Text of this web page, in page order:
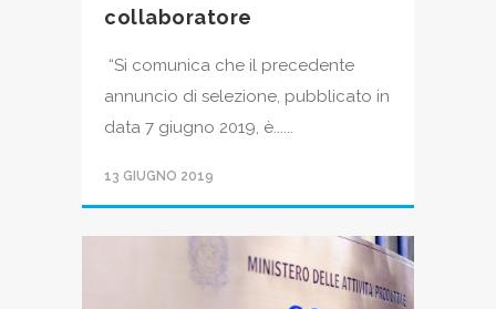
collaboratore
“Si comunica che il precedente
annuncio di selezione, pubblicato in
data 7 giugno 2019, è......
13 GIUGNO 2019